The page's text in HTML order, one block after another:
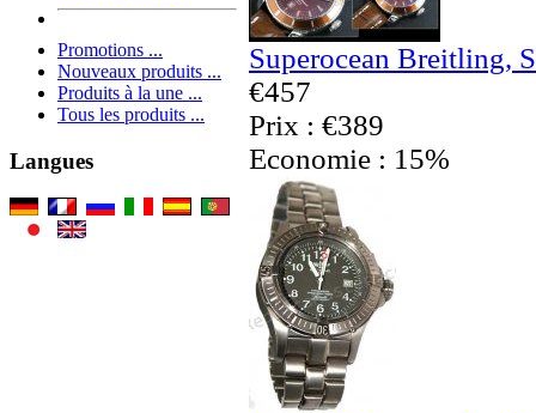
Promotions ...
Nouveaux produits ...
Produits à la une ...
Tous les produits ...
Langues
Superocean Breitling,
€457
Prix : €389
Economie : 15%